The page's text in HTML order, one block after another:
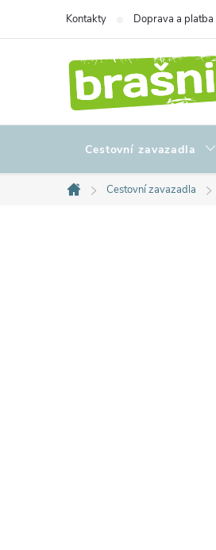
Kontakty Doprava a platba
Cestovní zavazadla
Domů
Cestovní zavazadla